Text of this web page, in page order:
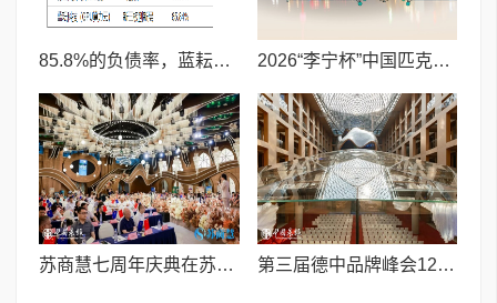
85.8%的负债率，蓝耘科技"小巨人"复核明年恐摘帽 2026“李宁杯”中国匹克球巡回赛青少年赛-河南鹤壁站圆满落幕
苏商慧七周年庆典在苏州隆重举行 七大联创共启发展新篇章 第三届德中品牌峰会12月将在柏林举办，聚焦人工智能时代品牌全球化发展